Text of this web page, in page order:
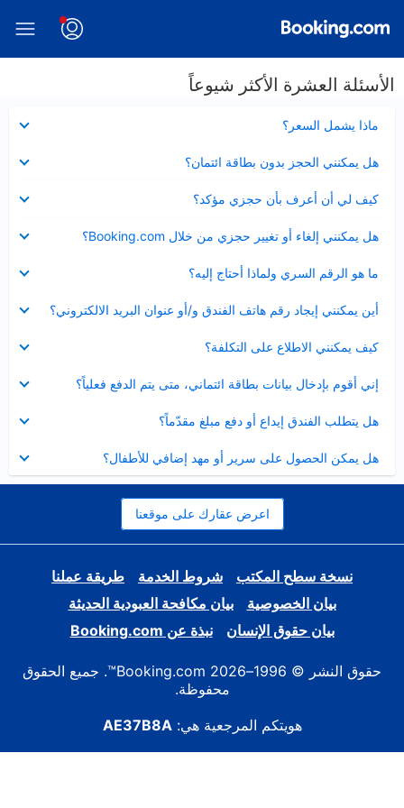
الأسئلة العشرة الأكثر شيوعاً
ماذا يشمل السعر؟
مصغر
هل يمكنني الحجز بدون بطاقة ائتمان؟
مصغر
كيف لي أن أعرف بأن حجزي مؤكد؟
مصغر
هل يمكنني إلغاء أو تغيير حجزي من خلال Booking.com؟
مصغر
ما هو الرقم السري ولماذا أحتاج إليه؟
مصغر
أين يمكنني إيجاد رقم هاتف الفندق و/أو عنوان البريد الالكتروني؟
عرض
مصغر
كيف يمكنني الاطلاع على التكلفة؟
مصغر
إني أقوم بإدخال بيانات بطاقة ائتماني، متى يتم الدفع فعلياً؟
مصغر
هل يتطلب الفندق إيداع أو دفع مبلغ مقدّماً؟
مصغر
هل يمكن الحصول على سرير أو مهد إضافي للأطفال؟
مصغر
اعرض عقارك على موقعنا
نسخة سطح المكتب شروط الخدمة
طريقة عملنا
بيان الخصوصية
بيان مكافحة العبودية الحديثة
بيان حقوق الإنسان
نبذة عن Booking.com
حقوق النشر © 1996–2026 Booking.com™. جميع الحقوق
محفوظة.
هويتكم المرجعية هي:AE37B8A